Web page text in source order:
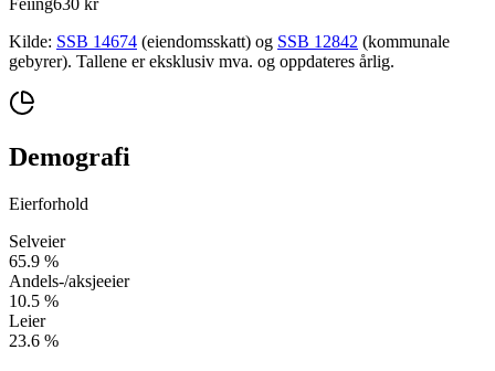
Feiing630 kr
Kilde: SSB 14674 (eiendomsskatt) og SSB 12842 (kommunale
gebyrer). Tallene er eksklusiv mva. og oppdateres årlig.
Demografi
Eierforhold
Selveier
65.9 %
Andels-/aksjeeier
10.5 %
Leier
23.6 %